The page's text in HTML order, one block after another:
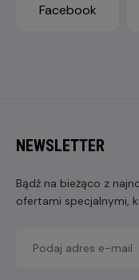
Facebook
NEWSLETTER
Bądź na bieżąco z
ofertami specjalnymi,